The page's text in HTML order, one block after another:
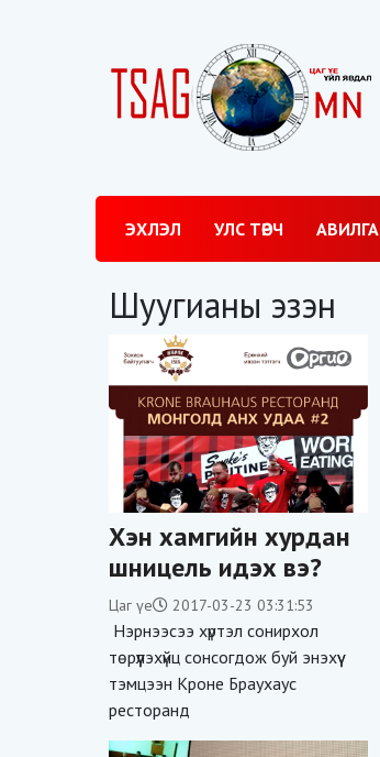
ЭХЛЭЛ УЛС ТӨРЧ АВИЛГА
Шуугианы эзэн
Хэн хамгийн хурдан
шницель идэх вэ?
Цаг үе 2017-03-23 03:31:53
Нэрнээсээ хүртэл сонирхол
төрүүлэхүйц сонсогдож буй энэхүү
тэмцээн Кроне Браухаус
ресторанд